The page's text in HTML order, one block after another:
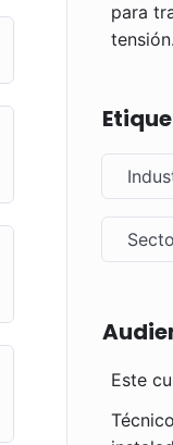
para
tensión.
Este